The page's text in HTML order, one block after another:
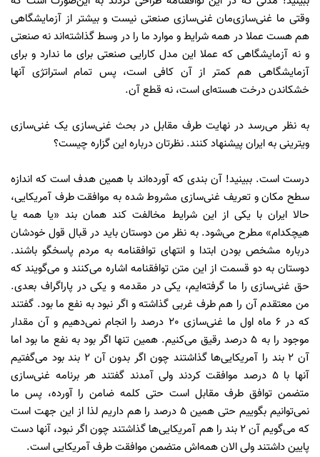
وقتی ما غنی‌سازی‌مان غنی‌سازی صنعتی نیست و بیشتر از آزمایشگاهی
هم هست عملا در همه شرایط و موارد ما را در وسط گذاشته‌اند نه صنعتی
و نه آزمایشگاهی که عملا این مدل کارایی صنعتی برای ما ندارد و برای
آزمایشگاهی هم کمتر از آن کافی است، پس تمام استراتژی آنها
خشکاندن درخت هسته‌ای است، نه قطع آن.
به نظر می‌رسد در نهایت طرف مقابل در بحث غنی‌سازی یک غنی‌سازی
ویترینی به ایران پیشنهاد کنند. نظرتان درباره این گزاره چیست؟
درست است. ببینید! آن بندی که آورده‌اند با همین هدف است که اندازه
سطح مکان و تعریف غنی‌سازی مشروط شده به موافقت طرف آمریکایی،
حالا ایران با یکی از این شرایط مخالفت کند همان بند «یا همه یا
هیچکدام» مطرح می‌شود. به نظر من دوستان باید در قبال قول خودشان
درباره مشخص بودن ابتدا و انتهای توافقنامه به مردم پاسخگو باشند.
دوستان به دو قسمت از این متن توافقنامه اشاره می‌کنند و می‌گویند که
حق غنی‌سازی را ما گرفته‌ایم، یکی در مقدمه و یکی در پاراگراف بعدی.
من معتقدم آن را هم طرف غربی گذاشته و اگر نبود به نفع ما بود. گفتند
که در 6 ماه اول ما غنی‌سازی 20 درصد را انجام نمی‌دهیم و آن مقدار
موجود را به 5 درصد رقیق می‌کنیم. همین تنها اگر بود به نفع ما بود اما
آن 2 بند را آمریکایی‌ها گذاشتند چون اگر بدون آن 2 بند بود می‌گفتیم
آنها با 5 درصد موافقت کردند ولی آمدند گفتند هر برنامه غنی‌سازی
متضمن توافق طرف مقابل است حتی کلمه ضامن را آورده، پس ما
نمی‌توانیم بگوییم حتی همین 5 درصد را هم داریم لذا از این جهت است
که می‌گویم آن 2 بند را هم آمریکایی‌ها گذاشتند چون اگر نبود، آنها دست
پایین داشتند ولی الان همه‌‌اش متضمن موافقت طرف آمریکایی است.